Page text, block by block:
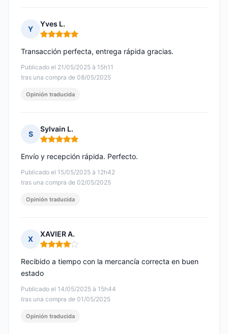
Y
Yves L.
Nota: 5 de 5
Publicado el 21/05/2025 à 15h11
tras una compra de 08/05/2025
Transacción perfecta, entrega rápida gracias.
Opinión traducida
S
Sylvain L.
Nota: 5 de 5
Publicado el 15/05/2025 à 12h42
tras una compra de 02/05/2025
Envío y recepción rápida. Perfecto.
Opinión traducida
X
XAVIER A.
Nota: 4 de 5
Publicado el 14/05/2025 à 15h44
tras una compra de 01/05/2025
Recibido a tiempo con la mercancía correcta en buen
estado
Opinión traducida